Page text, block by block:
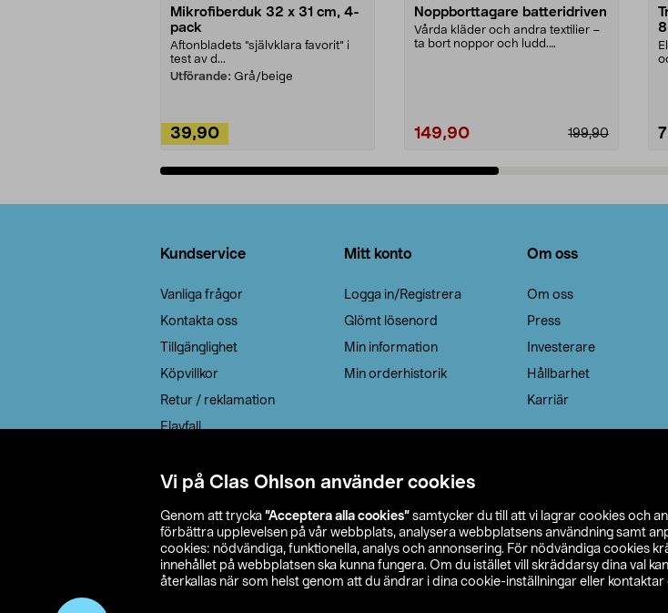
Vi på Clas Ohlson använder cookies
Genom att trycka ”Acceptera alla cookies” samtycker du till att vi lagrar cookies och
förbättra upplevelsen på vår webbplats, analysera webbplatsens användning samt
cookies: nödvändiga, funktionella, analys och annonsering. För nödvändiga cookies
innehållet på webbplatsen ska kunna fungera. Om du istället vill skräddarsy dina val
återkallas när som helst genom att du ändrar i dina cookie-inställningar eller kontaktar
Mikrofiberduk 32 x 31 cm, 4-
pack
Aftonbladets "självklara favorit” i
test av d...
Utförande: Grå/beige
39,90
Noppborttagare batteridriven
Vårda kläder och andra textilier –
ta bort noppor och ludd.
199,90
149,90
Kundservice
Vanliga frågor
Kontakta oss
Tillgänglighet
Köpvillkor
Retur / reklamation
Elavfall
Leveransalternativ
Mitt konto
Logga in/Registrera
Glömt lösenord
Min information
Min orderhistorik
Om oss
Om oss
Press
Investerare
Hållbarhet
Karriär